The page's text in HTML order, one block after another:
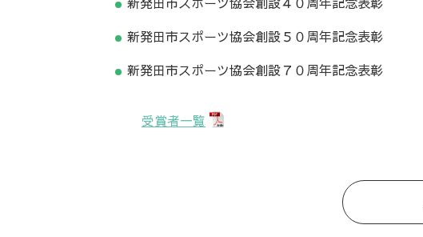
新発田市スポーツ協会創設４０周年記念表彰
新発田市スポーツ協会創設５０周年記念表彰
新発田市スポーツ協会創設７０周年記念表彰
受賞者一覧